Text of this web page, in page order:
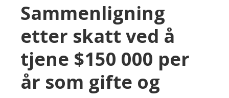
Sammenligning
etter skatt ved å
tjene $150 000 per
år som gifte og